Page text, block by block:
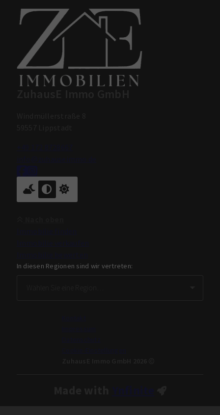
In diesen Regionen sind wir vertreten: